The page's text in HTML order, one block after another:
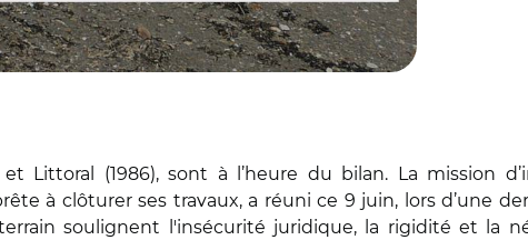
Littoral (1986), sont à l’heure du bilan. La mission
à clôturer ses travaux, a réuni ce 9 juin, lors d’une
soulignent l'insécurité juridique, la rigidité et la